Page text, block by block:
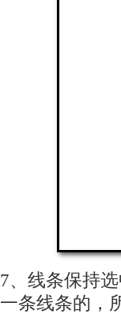
7、线条保持
一条线条的，